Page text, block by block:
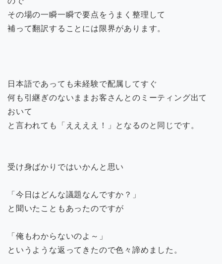
その場の一瞬一瞬で要点をうまく整理して
補って翻訳することには限界があります。
日本語であっても未経験で配属してすぐ
何も引継ぎのないままお客さんとのミーティング出て
おいて
と言われても「ええええ！」となるのと同じです。
受け身ばかりではいかんと思い
「今日はどんな議題なんですか？」
と聞いたこともあったのですが
「俺もわからないのよ～」
というような返ってきたので色々諦めました。